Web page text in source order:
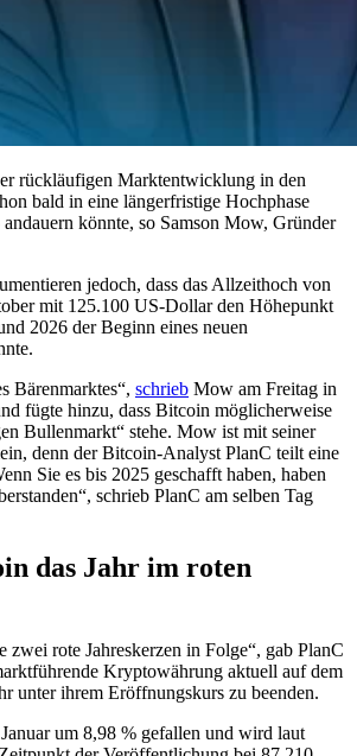
rückläufigen Marktentwicklung in den
bald in eine längerfristige Hochphase
könnte, so Samson Mow, Gründer
jedoch, dass das Allzeithoch von
mit 125.100 US-Dollar den Höhepunkt
2026 der Beginn eines neuen
Bärenmarktes“, schrieb Mow am Freitag in
fügte hinzu, dass Bitcoin möglicherweise
Bullenmarkt“ stehe. Mow ist mit seiner
denn der Bitcoin-Analyst PlanC teilt eine
Sie es bis 2025 geschafft haben, haben
schrieb PlanC am selben Tag
das Jahr im roten
zwei rote Jahreskerzen in Folge“, gab PlanC
Kryptowährung aktuell auf dem
unter ihrem Eröffnungskurs zu beenden.
um 8,98 % gefallen und wird laut